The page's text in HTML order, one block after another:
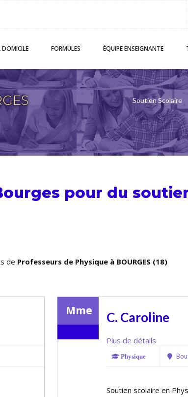
DOMICILE FORMULES ÉQUIPEENSEIGNANTE
Soutien Scolaire
pour du
de Professeurs de Physique à BOURGES (18)
Mme C. Caroline
Plus de détails
Physique
Soutien scolaire en